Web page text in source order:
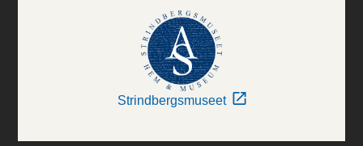
Strindbergsmuseet